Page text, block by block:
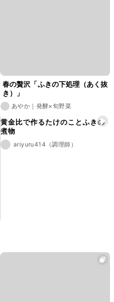
春の贅沢「ふきの下処理（あく抜
き）」
あやか｜発酵×旬野菜
黄金比で作るたけのことふきの
煮物
ariyuru414（調理師）